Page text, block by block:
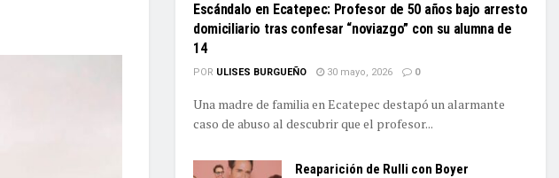
Escándalo en Ecatepec: Profesor de 50 años bajo arresto
domiciliario tras confesar “noviazgo” con su alumna de
14
POR ULISES BURGUEÑO 30 mayo, 2026 0
Una madre de familia en Ecatepec destapó un alarmante
caso de abuso al descubrir que el profesor...
Reaparición de Rulli con Boyer